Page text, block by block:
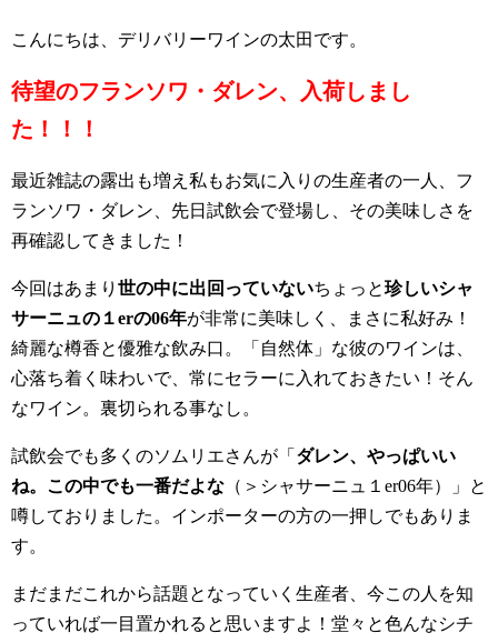
こんにちは、デリバリーワインの太田です。
待望のフランソワ・ダレン、入荷しまし
た！！！
最近雑誌の露出も増え私もお気に入りの生産者の一人、フ
ランソワ・ダレン、先日試飲会で登場し、その美味しさを
再確認してきました！
今回はあまり 世の中に出回っていないちょっと珍しいシャ
サーニュの１erの06年が非常に美味しく、まさに私好み！
綺麗な樽香と優雅な飲み口。「自然体」な彼のワインは、
心落ち着く味わいで、常にセラーに入れておきたい！そん
なワイン。裏切られる事なし。
試飲会でも多くのソムリエさんが「 ダレン、やっぱいい
ね。この中でも一番だよな （＞シャサーニュ１er06年）」と
噂しておりました。インポーターの方の一押しでもありま
す。
まだまだこれから話題となっていく生産者、今この人を知
っていれば一目置かれると思いますよ！堂々と色んなシチ